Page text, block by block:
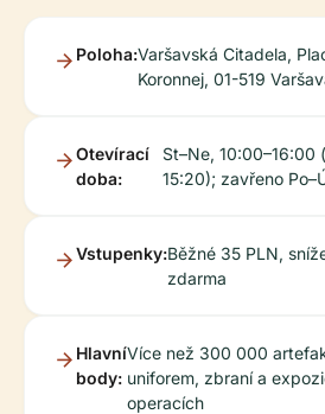
Poloha:Varšavská Citadela,
Koronnej, 01-519
Otevírací
doba:
St–Ne, 10:00–16:00
15:20); zavřeno
Vstupenky:Běžné 35 PLN,
zdarma
Hlavní
body:
Více než 300 000
uniforem, zbraní a
operacích